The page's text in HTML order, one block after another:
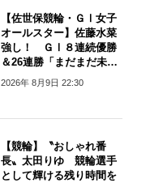
【佐世保競輪・ＧⅠ女子
オールスター】佐藤水菜
強し！ ＧⅠ８連続優勝
＆26連勝「まだまだ未熟
で…」
2026年 8月9日 22:30
【競輪】〝おしゃれ番
長〟太田りゆ 競輪選手
として輝ける残り時間を